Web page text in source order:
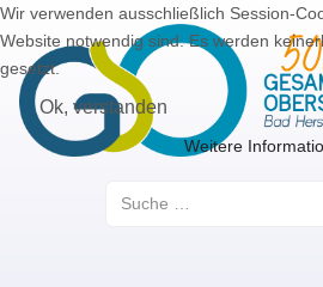
Wir verwenden ausschließlich Session-
Website notwendig sind. Es werden
gesetzt.
Ok, verstanden
Weitere